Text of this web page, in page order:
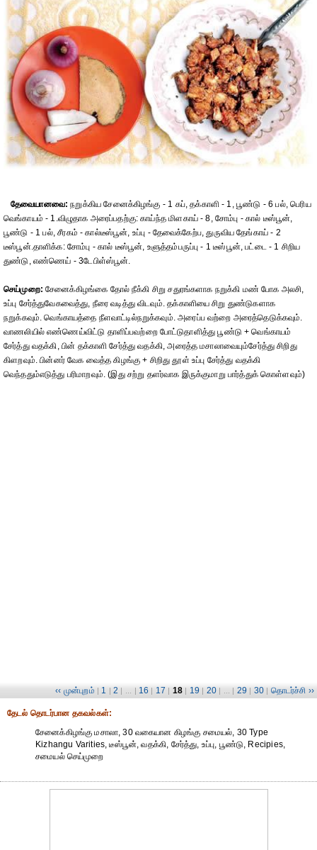
தேவையானவை: நறுக்கிய சேனைக்கிழங்கு - 1 கப், தக்காளி - 1, பூண்டு - 6 பல், பெரிய
வெங்காயம் - 1.விழுதாக அரைப்பதற்கு: காய்ந்த மிளகாய் - 8, சோம்பு - கால் டீஸ்பூன்,
பூண்டு - 1 பல், சீரகம் - கால்டீஸ்பூன், உப்பு - தேவைக்கேற்ப, துருவிய தேங்காய் - 2
டீஸ்பூன்.தாளிக்க: சோம்பு - கால் டீஸ்பூன், உளுத்தம்பருப்பு - 1 டீஸ்பூன், பட்டை - 1 சிறிய
துண்டு, எண்ணெய் - 3டேபிள்ஸ்பூன்.
செய்முறை: சேனைக்கிழங்கை தோல் நீக்கி சிறு சதுரங்களாக நறுக்கி மண் போக அலசி,
உப்பு சேர்த்துவேகவைத்து, நீரை வடித்து விடவும். தக்காளியை சிறு துண்டுகளாக
நறுக்கவும். வெங்காயத்தை நீளவாட்டில்நறுக்கவும். அரைப்ப வற்றை அரைத்தெடுக்கவும்.
வாணலியில் எண்ணெய்விட்டு தாளிப்பவற்றை போட்டுதாளித்து பூண்டு + வெங்காயம்
சேர்த்து வதக்கி, பின் தக்காளி சேர்த்து வதக்கி, அரைத்த மசாலாவையும்சேர்த்து சிறிது
கிளறவும். பின்னர் வேக வைத்த கிழங்கு + சிறிது தூள் உப்பு சேர்த்து வதக்கி
வெந்ததும்எடுத்து பரிமாறவும். (இது சற்று தளர்வாக இருக்குமாறு பார்த்துக் கொள்ளவும்)
‹‹ முன்புறம் | 1 | 2 | ... | 16 | 17 | 18 | 19 | 20 | ... | 29 | 30 | தொடர்ச்சி ››
தேட‌ல் தொட‌ர்பான தகவ‌ல்க‌ள்:
சேனைக்கிழங்கு மசாலா, 30 வகையான கிழங்கு சமையல், 30 Type
Kizhangu Varities, டீஸ்பூன், வதக்கி, சேர்த்து, உப்பு, பூண்டு, Recipies,
சமையல் செய்முறை